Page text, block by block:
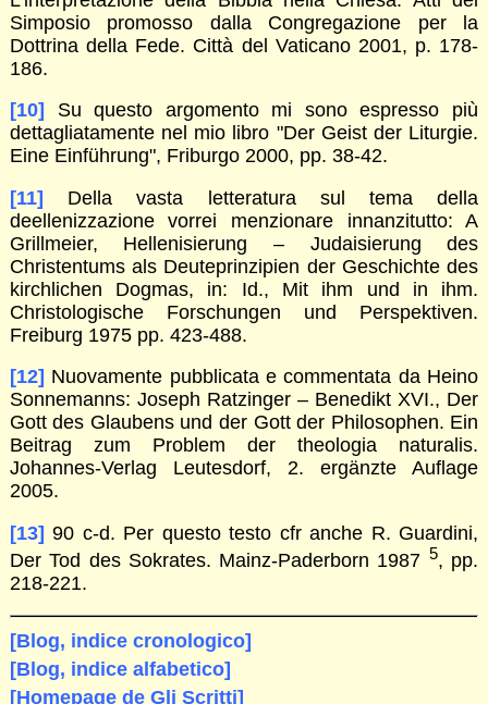
Simposio promosso dalla Congregazione per la
Dottrina della Fede. Città del Vaticano 2001, p. 178-
186.
[10]
Su questo argomento mi sono espresso più
dettagliatamente nel mio libro "Der Geist der Liturgie.
Eine Einführung", Friburgo 2000, pp. 38-42.
[11] Della vasta letteratura sul tema della
deellenizzazione vorrei menzionare innanzitutto: A
Grillmeier, Hellenisierung – Judaisierung des
Christentums als Deuteprinzipien der Geschichte des
kirchlichen Dogmas, in: Id., Mit ihm und in ihm.
Christologische Forschungen und Perspektiven.
Freiburg 1975 pp. 423-488.
[12] Nuovamente pubblicata e commentata da Heino
Sonnemanns: Joseph Ratzinger – Benedikt XVI., Der
Gott des Glaubens und der Gott der Philosophen. Ein
Beitrag zum Problem der theologia naturalis.
Johannes-Verlag Leutesdorf, 2. ergänzte Auflage
2005.
[13] 90 c-d. Per questo testo cfr anche R. Guardini,
Der Tod des Sokrates. Mainz-Paderborn 1987 5, pp.
218-221.
[Blog, indice cronologico]
[Blog, indice alfabetico]
[Homepage de Gli Scritti]